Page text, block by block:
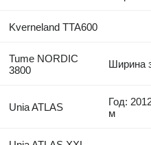
Kverneland TTA600
Tume NORDIC
3800
Ширина
Unia ATLAS
Год:
м